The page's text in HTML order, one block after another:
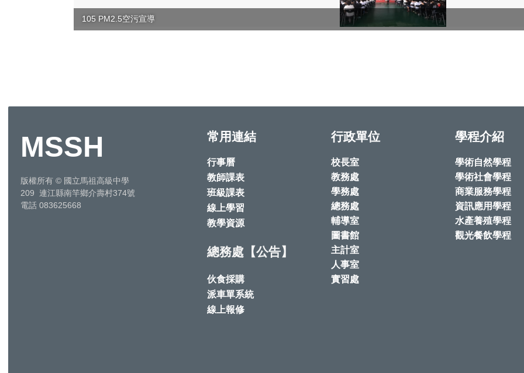
105 PM2.5空污宣導
MSSH
版權所有 © 國立馬祖高級中學
209 連江縣南竿鄉介壽村374號
電話 083625668
常用連結
行事曆
教師課表
班級課表
線上學習
教學資源
總務處【公告】
伙食採購
派車單系統
線上報修
行政單位
校長室
教務處
學務處
總務處
輔導室
圖書館
主計室
人事室
實習處
學程介紹
學術自然學程
學術社會學程
商業服務學程
資訊應用學程
水產養殖學程
觀光餐飲學程